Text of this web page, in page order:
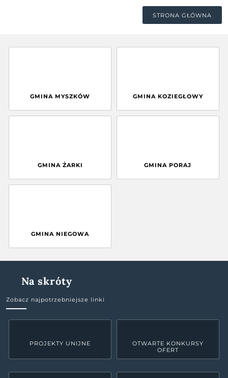
STRONA GŁÓWNA
GMINA MYSZKÓW GMINA KOZIEGŁOWY
GMINA ŻARKI GMINA PORAJ
GMINA NIEGOWA
Na skróty
Zobacz najpotrzebniejsze linki
PROJEKTY UNIJNE
OTWARTE KONKURSY
OFERT